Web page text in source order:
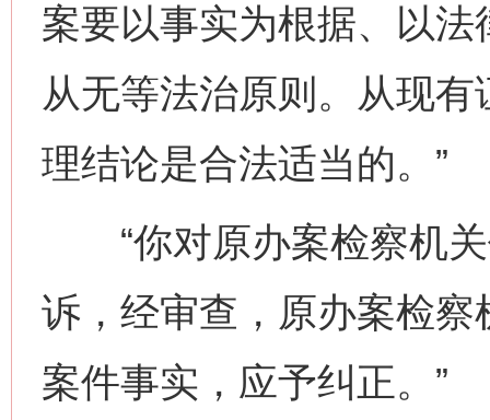
案要以事实为根据、以
从无等法治原则。从现
理结论是合法适当的。”
“你对原办案检察机关
诉，经审查，原办案检
案件事实，应予纠正。”